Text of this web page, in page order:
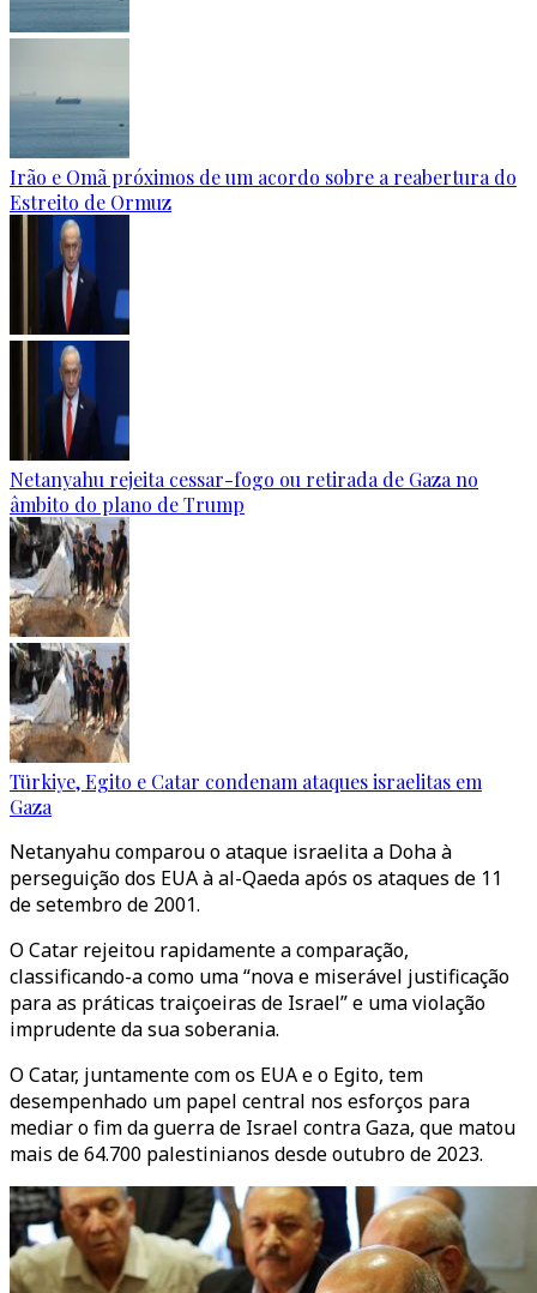
Irão e Omã próximos de um acordo sobre a reabertura do
Estreito de Ormuz
Netanyahu rejeita cessar-fogo ou retirada de Gaza no
âmbito do plano de Trump
Türkiye, Egito e Catar condenam ataques israelitas em
Gaza
Netanyahu comparou o ataque israelita a Doha à
perseguição dos EUA à al-Qaeda após os ataques de 11
de setembro de 2001.
O Catar rejeitou rapidamente a comparação,
classificando-a como uma “nova e miserável justificação
para as práticas traiçoeiras de Israel” e uma violação
imprudente da sua soberania.
O Catar, juntamente com os EUA e o Egito, tem
desempenhado um papel central nos esforços para
mediar o fim da guerra de Israel contra Gaza, que matou
mais de 64.700 palestinianos desde outubro de 2023.